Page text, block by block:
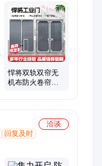
悍将双轨双帘无
机布防火卷帘门
洽谈
回复及时